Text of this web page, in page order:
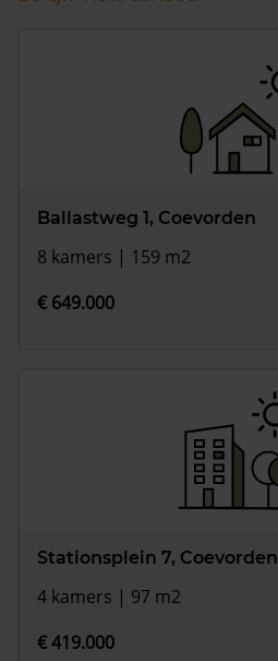
Ballastweg 1, Coevorden
8 kamers | 159 m2
€ 649.000
Stationsplein 7, Coevorden
4 kamers | 97 m2
€ 419.000